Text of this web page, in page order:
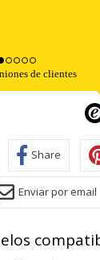
de clientes
Share
Enviar por email